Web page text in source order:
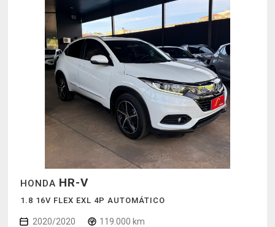
HONDA HR-V
1.8 16V FLEX EXL 4P AUTOMÁTICO
2020/2020 119.000 km